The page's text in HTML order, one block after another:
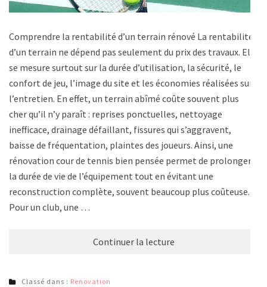
Comprendre la rentabilité d’un terrain rénové La rentabilité
d’un terrain ne dépend pas seulement du prix des travaux. Elle
se mesure surtout sur la durée d’utilisation, la sécurité, le
confort de jeu, l’image du site et les économies réalisées sur
l’entretien. En effet, un terrain abîmé coûte souvent plus
cher qu’il n’y paraît : reprises ponctuelles, nettoyage
inefficace, drainage défaillant, fissures qui s’aggravent,
baisse de fréquentation, plaintes des joueurs. Ainsi, une
rénovation cour de tennis bien pensée permet de prolonger
la durée de vie de l’équipement tout en évitant une
reconstruction complète, souvent beaucoup plus coûteuse.
Pour un club, une …
Continuer la lecture
Classé dans : Renovation